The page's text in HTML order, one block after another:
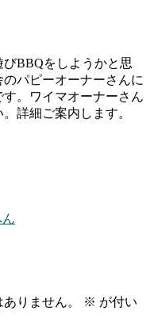
BBQをしようかと思
パピーオーナーさんに
。ワイマオーナーさん
詳細ご案内します。
りません。 ※ が付い